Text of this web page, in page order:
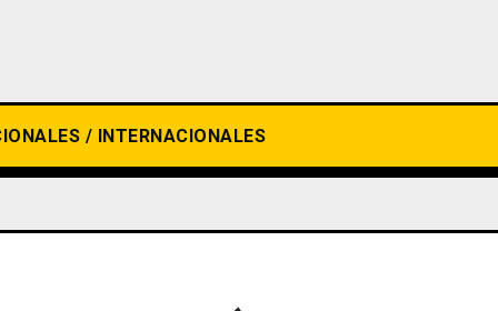
/ INTERNACIONALES